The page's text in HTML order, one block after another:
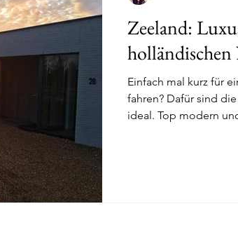
Zeeland:
Einfach mal kurz für
fahren? Dafür sind
ideal. Top modern